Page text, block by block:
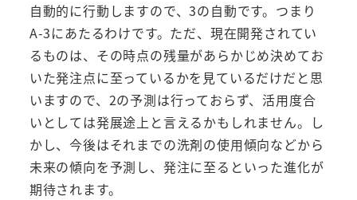
自動的に行動しますので、3の自動です。つまり
A-3にあたるわけです。ただ、現在開発されてい
るものは、その時点の残量があらかじめ決めてお
いた発注点に至っているかを見ているだけだと思
いますので、2の予測は行っておらず、活用度合
いとしては発展途上と言えるかもしれません。し
かし、今後はそれまでの洗剤の使用傾向などから
未来の傾向を予測し、発注に至るといった進化が
期待されます。